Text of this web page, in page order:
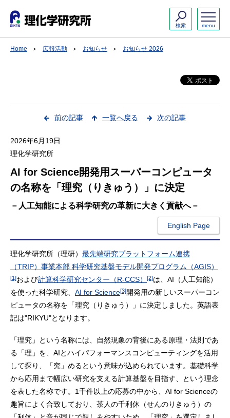
menu
検索
Home 広報活動 お知らせ お知らせ 2026
前の記事 一覧へ戻る 次の記事
2026年6月19日
理化学研究所
AI for Science開発用スーパーコンピュータ
の名称を「理究（りきゅう）」に決定
－人工知能による科学研究の革新に大きく貢献へ－
English Page
理化学研究所（理研） 最先端研究プラットフォーム連携
（TRIP）事業本部 科学研究基盤モデル開発プログラム（AGIS）
[1]および計算科学研究センター（R-CCS） [2]は、AI（人工知能）
を使った科学研究、 AI for Science[3]開発用の新しいスーパーコン
ピュータの名称を「理究（りきゅう）」に決定しました。英語表
記は"RIKYU"となります。
「理究」という名称には、自然現象の背後にある原理・法則であ
る「理」を、AIとハイパフォーマンスコンピューティングを活用
して探り、「究」めるという意味が込められています。基礎科学
から応用まで幅広い研究を支える計算基盤を目指す、という理念
を表した名称です。1千件以上の応募の中から、AI for Scienceの
趣旨によく合致しており、茶人の千利休（せんのりきゅう）の